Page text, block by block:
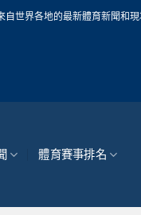
新體育新聞和現場體育報導，
體育賽事排名